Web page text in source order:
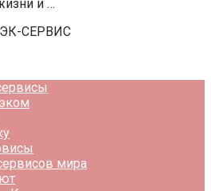
и …
СЕРВИС
мира